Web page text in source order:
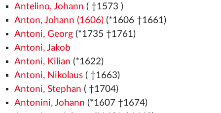
Antelino, Johann ( †1573 )
Anton, Johann (1606)(*1606 †1661)
Antoni, Georg(*1735 †1761)
Antoni, Jakob
Antoni, Kilian (*1622)
Antoni, Nikolaus( †1663)
Antoni, Stephan ( †1704)
Antonini, Johann (*1607 †1674)